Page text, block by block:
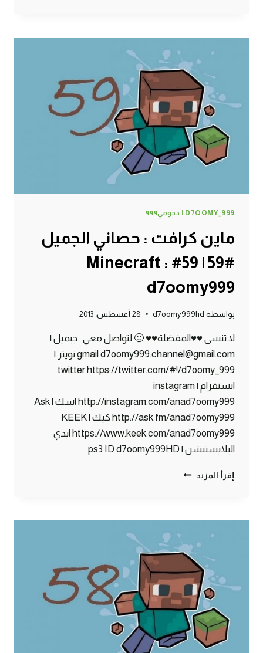
قرر
يفتح
بنك
#60
|
60#
MINECRAFT
:
D7OOMY999
D7OOMY_999 | دحومي٩٩٩
ماين كرافت : حصاني الجميل
#59 | 59# Minecraft :
d7oomy999
بواسطة d7oomy999hd 28 أغسطس، 2013
لا تنسى ♥♥المفضلة♥♥ 🙂 لتواصل معي : جيميل |
gmail d7oomy999.channel@gmail.com تويتر |
twitter https://twitter.com/#!/d7oomy_999
انستقرام | instagram
http://instagram.com/anad7oomy999 اسك | Ask
http://ask.fm/anad7oomy999 كيك | KEEK
https://www.keek.com/anad7oomy999 ايدي
البلايستيشن | ps3 ID d7oomy999HD
إقرأ المزيد ماين
الجميل
59#
MINECRAFT
:
D7OOMY999